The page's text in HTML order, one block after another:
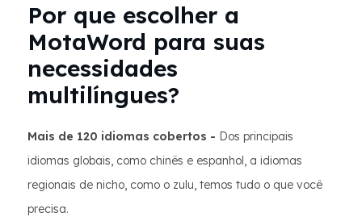
Por que escolher a
MotaWord para suas
necessidades
multilíngues?
Mais de 120 idiomas cobertos - Dos principais
idiomas globais, como chinês e espanhol, a idiomas
regionais de nicho, como o zulu, temos tudo o que você
precisa.